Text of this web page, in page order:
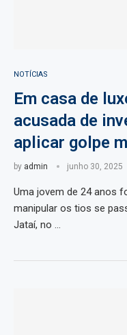
NOTÍCIAS
Em casa de
acusada de
aplicar golpe
by admin junho 30, 2025
Uma jovem de 24 anos
manipular os tios se
Jataí, no …